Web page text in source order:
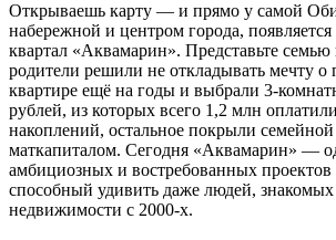
Открываешь карту — и прямо у самой
набережной и центром города,
квартал «Аквамарин». Представьте
родители решили не откладывать мечту о
квартире ещё на годы и выбрали 3-
рублей, из которых всего 1,2 млн
накоплений, остальное покрыли
маткапиталом. Сегодня «Аквамарин» —
амбициозных и востребованных
способный удивить даже людей,
недвижимости с 2000-х.